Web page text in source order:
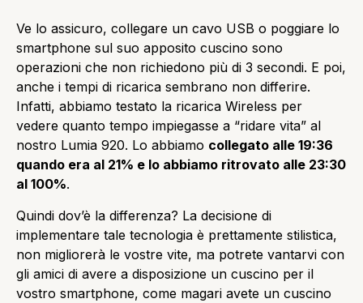
Ve lo assicuro, collegare un cavo USB o poggiare lo
smartphone sul suo apposito cuscino sono
operazioni che non richiedono più di 3 secondi. E poi,
anche i tempi di ricarica sembrano non differire.
Infatti, abbiamo testato la ricarica Wireless per
vedere quanto tempo impiegasse a “ridare vita” al
nostro Lumia 920. Lo abbiamo collegato alle 19:36
quando era al 21% e lo abbiamo ritrovato alle 23:30
al 100%.
Quindi dov’è la differenza? La decisione di
implementare tale tecnologia è prettamente stilistica,
non migliorerà le vostre vite, ma potrete vantarvi con
gli amici di avere a disposizione un cuscino per il
vostro smartphone, come magari avete un cuscino